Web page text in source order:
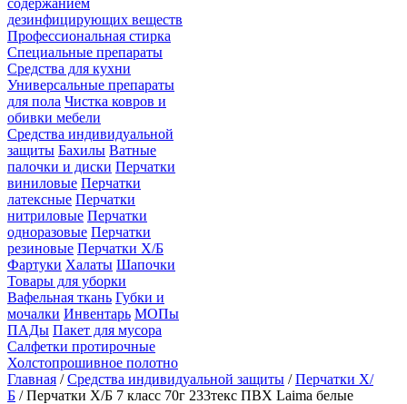
содержанием
дезинфицирующих веществ
Профессиональная стирка
Специальные препараты
Средства для кухни
Универсальные препараты
для пола Чистка ковров и
обивки мебели
Средства индивидуальной
защиты Бахилы Ватные
палочки и диски Перчатки
виниловые Перчатки
латексные Перчатки
нитриловые Перчатки
одноразовые Перчатки
резиновые Перчатки Х/Б
Фартуки Халаты Шапочки
Товары для уборки
Вафельная ткань Губки и
мочалки Инвентарь МОПы
ПАДы Пакет для мусора
Салфетки протирочные
Холстопрошивное полотно
Главная /Средства индивидуальной защиты /Перчатки Х/
Б / Перчатки Х/Б 7 класс 70г 233текс ПВХ Laima белые